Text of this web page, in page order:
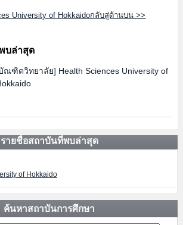
University of Hokkaidoกลับสู่ด้านบน >>
บล่าสุด
ณฑิตวิทยาลัย] Health Sciences University of
รายชื่อสถาบันที่พบล่าสุด
of Hokkaido
ค้นหาสถาบันการศึกษา